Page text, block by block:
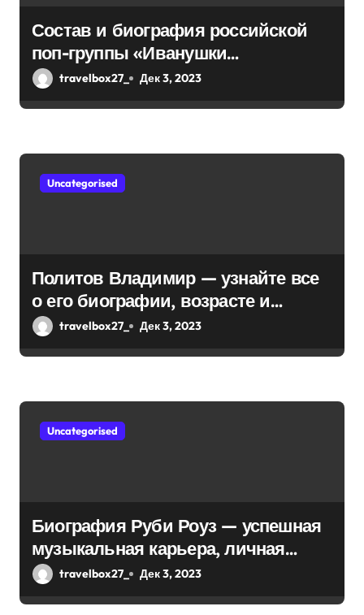
и
я
м
Состав и биография российской
поп-группы «Иванушки
интернешнл» — история успеха,
travelbox27_ Дек 3, 2023
Uncategorised
Политов Владимир — узнайте все
о его биографии, возрасте и
впечатляющих достижениях!
travelbox27_ Дек 3, 2023
Uncategorised
Биография Руби Роуз — успешная
музыкальная карьера, личная
жизнь и знаковые достижения
travelbox27_ Дек 3, 2023